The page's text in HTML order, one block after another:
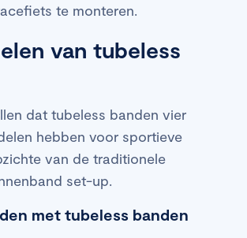
te monteren.
van tubeless
dat tubeless banden vier
hebben voor sportieve
van de traditionele
set-up.
met tubeless banden